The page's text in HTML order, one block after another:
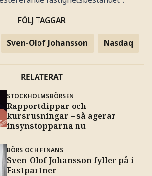
FÖLJ TAGGAR
Sven-Olof Johansson Nasdaq
RELATERAT
STOCKHOLMSBÖRSEN
Rapportdippar och
kursrusningar – så agerar
insynstopparna nu
BÖRS OCH FINANS
Sven-Olof Johansson fyller på i
Fastpartner